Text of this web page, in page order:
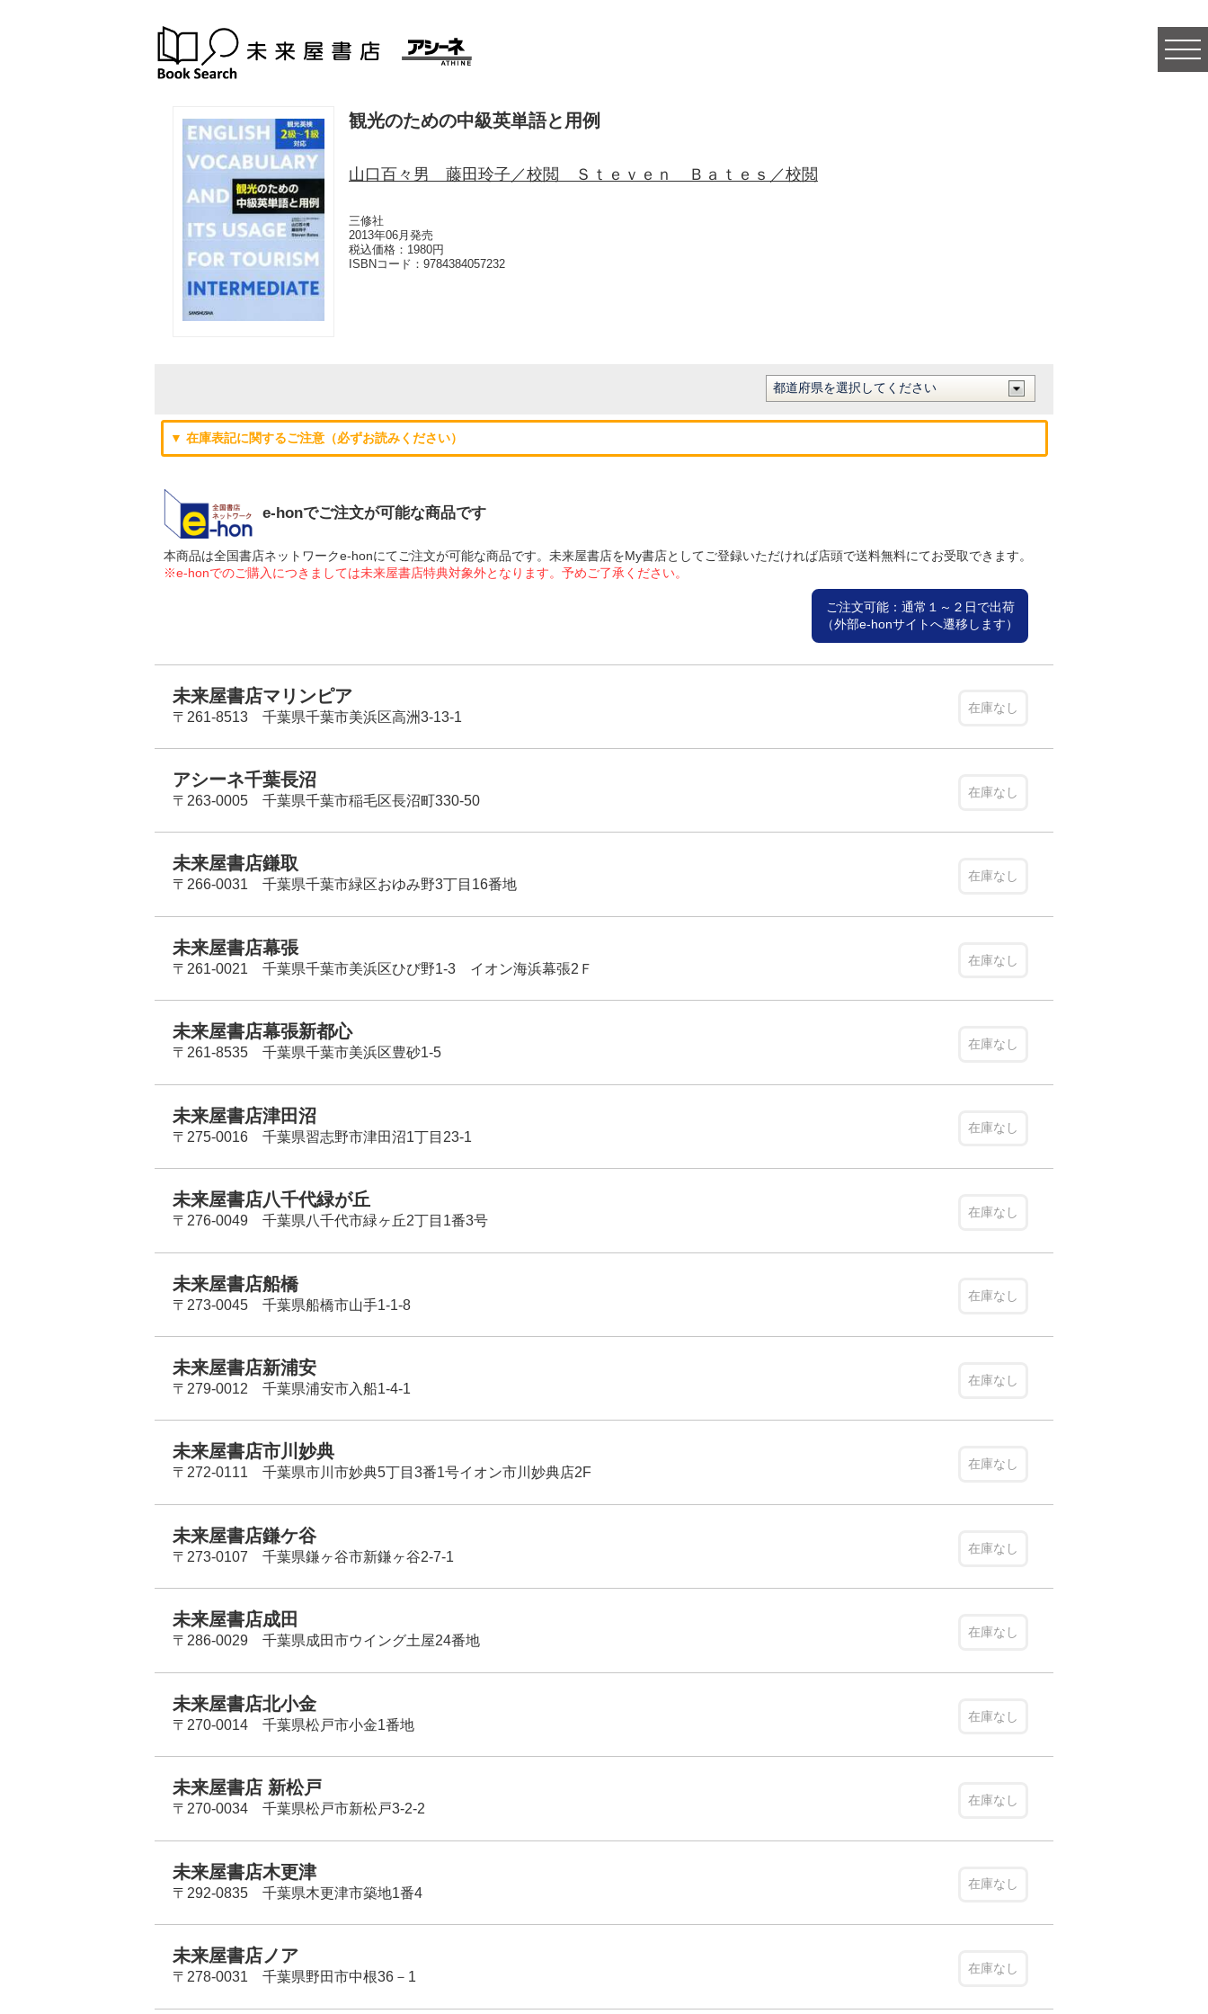
観光のための中級英単語と用例
山口百々男 藤田玲子／校閲 Ｓｔｅｖｅｎ Ｂａｔｅｓ／校閲
三修社
2013年06月発売
税込価格：1980円
ISBNコード： 9784384057232
▼ 在庫表記に関するご注意（必ずお読みください）
e-honでご注文が可能な商品です
本商品は全国書店ネットワークe-honにてご注文が可能な商品です。未来屋書店をMy書店としてご登録いただければ店頭で送料無料にてお受取できます。
※e-honでのご購入につきましては未来屋書店特典対象外となります。予めご了承ください。
ご注文可能：通常１～２日で出荷
（外部e-honサイトへ遷移します）
未来屋書店マリンピア
〒261-8513 千葉県千葉市美浜区高洲3-13-1
在庫なし
アシーネ千葉長沼
〒263-0005 千葉県千葉市稲毛区長沼町330-50
在庫なし
未来屋書店鎌取
〒266-0031 千葉県千葉市緑区おゆみ野3丁目16番地
在庫なし
未来屋書店幕張
〒261-0021 千葉県千葉市美浜区ひび野1-3 イオン海浜幕張2Ｆ
在庫なし
未来屋書店幕張新都心
〒261-8535 千葉県千葉市美浜区豊砂1-5
在庫なし
未来屋書店津田沼
〒275-0016 千葉県習志野市津田沼1丁目23-1
在庫なし
未来屋書店八千代緑が丘
〒276-0049 千葉県八千代市緑ヶ丘2丁目1番3号
在庫なし
未来屋書店船橋
〒273-0045 千葉県船橋市山手1-1-8
在庫なし
未来屋書店新浦安
〒279-0012 千葉県浦安市入船1-4-1
在庫なし
未来屋書店市川妙典
〒272-0111 千葉県市川市妙典5丁目3番1号イオン市川妙典店2F
在庫なし
未来屋書店鎌ケ谷
〒273-0107 千葉県鎌ヶ谷市新鎌ヶ谷2-7-1
在庫なし
未来屋書店成田
〒286-0029 千葉県成田市ウイング土屋24番地
在庫なし
未来屋書店北小金
〒270-0014 千葉県松戸市小金1番地
在庫なし
未来屋書店 新松戸
〒270-0034 千葉県松戸市新松戸3-2-2
在庫なし
未来屋書店木更津
〒292-0835 千葉県木更津市築地1番4
在庫なし
未来屋書店ノア
〒278-0031 千葉県野田市中根36－1
在庫なし